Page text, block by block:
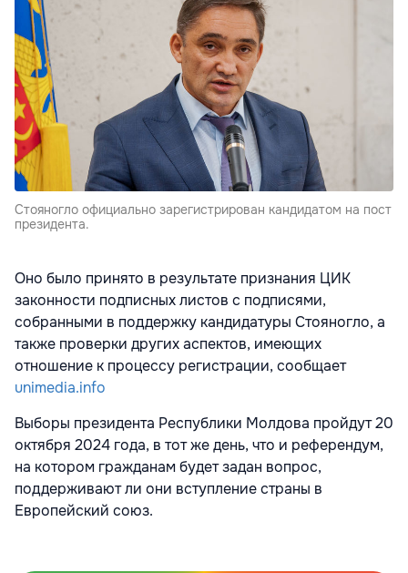
Стояногло официально зарегистрирован кандидатом на пост
президента.
Оно было принято в результате признания ЦИК
законности подписных листов с подписями,
собранными в поддержку кандидатуры Стояногло, а
также проверки других аспектов, имеющих
отношение к процессу регистрации, сообщает
unimedia.info
Выборы президента Республики Молдова пройдут 20
октября 2024 года, в тот же день, что и референдум,
на котором гражданам будет задан вопрос,
поддерживают ли они вступление страны в
Европейский союз.